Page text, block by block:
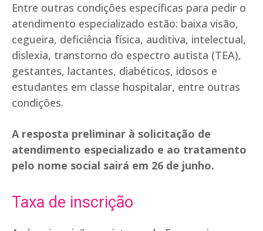
Entre outras condições específicas para pedir o
atendimento especializado estão: baixa visão,
cegueira, deficiência física, auditiva, intelectual,
dislexia, transtorno do espectro autista (TEA),
gestantes, lactantes, diabéticos, idosos e
estudantes em classe hospitalar, entre outras
condições.
A resposta preliminar à solicitação de
atendimento especializado e ao tratamento
pelo nome social sairá em 26 de junho.
Taxa de inscrição